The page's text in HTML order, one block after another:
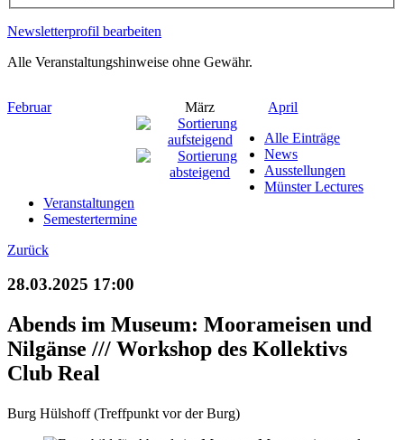
Newsletterprofil bearbeiten
Alle Veranstaltungshinweise ohne Gewähr.
Februar März
April
Alle Einträge
News
Ausstellungen
Münster Lectures
Veranstaltungen
Semestertermine
Zurück
28.03.2025 17:00
Abends im Museum: Moorameisen und
Nilgänse /// Workshop des Kollektivs
Club Real
Burg Hülshoff (Treffpunkt vor der Burg)